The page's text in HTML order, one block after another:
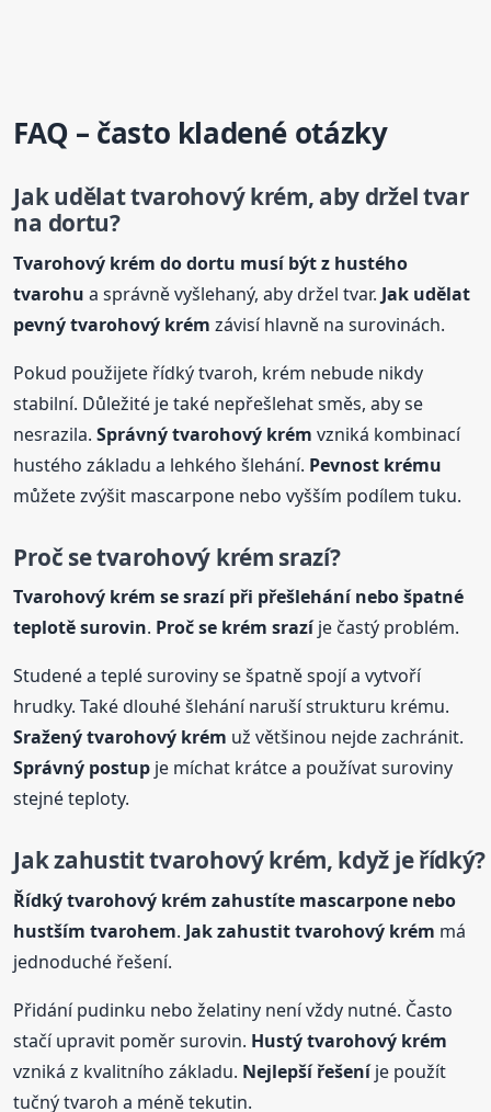
FAQ – často kladené otázky
Jak udělat tvarohový krém, aby držel tvar
na dortu?
Tvarohový krém do dortu musí být z hustého
tvarohu a správně vyšlehaný, aby držel tvar. Jak udělat
pevný tvarohový krém závisí hlavně na surovinách.
Pokud použijete řídký tvaroh, krém nebude nikdy
stabilní. Důležité je také nepřešlehat směs, aby se
nesrazila.Správný tvarohový krém vzniká kombinací
hustého základu a lehkého šlehání. Pevnost krému
můžete zvýšit mascarpone nebo vyšším podílem tuku.
Proč se tvarohový krém srazí?
Tvarohový krém se srazí při přešlehání nebo špatné
teplotě surovin. Proč se krém srazíje častý problém.
Studené a teplé suroviny se špatně spojí a vytvoří
hrudky. Také dlouhé šlehání naruší strukturu krému.
Sražený tvarohový krém už většinou nejde zachránit.
Správný postup je míchat krátce a používat suroviny
stejné teploty.
Jak zahustit tvarohový krém, když je řídký?
Řídký tvarohový krém zahustíte mascarpone nebo
hustším tvarohem. Jak zahustit tvarohový krém má
jednoduché řešení.
Přidání pudinku nebo želatiny není vždy nutné. Často
stačí upravit poměr surovin. Hustý tvarohový krém
vzniká z kvalitního základu. Nejlepší řešeníje použít
tučný tvaroh a méně tekutin.